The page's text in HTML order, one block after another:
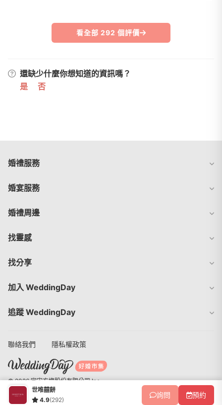
看全部 292 個評價
還缺少什麼你想知道的資訊嗎？
是
否
世唯囍餅
4.9(292)
詢問 預約
婚禮服務
婚宴服務
婚禮周邊
找靈感
找分享
加入 WeddingDay
追蹤 WeddingDay
聯絡我們 隱私權政策
© 2026 宇宙方塊股份有限公司 Inc.